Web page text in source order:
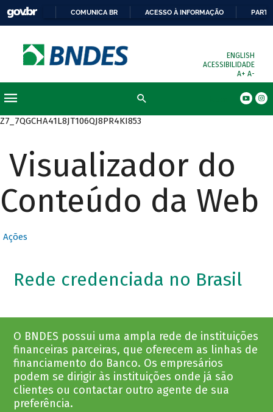
COMUNICA BR ACESSO À INFORMAÇÃO
ENGLISH
ACESSIBILIDADE
A+ A-
Z7_7QGCHA41L8JT106QJ8PR4KI853
Visualizador do
Conteúdo da Web
Ações
Rede credenciada no Brasil
O BNDES possui uma ampla rede de instituições
financeiras parceiras, que oferecem as linhas de
financiamento do Banco. Os empresários
podem se dirigir às instituições onde já são
clientes ou contactar outro agente de sua
preferência.